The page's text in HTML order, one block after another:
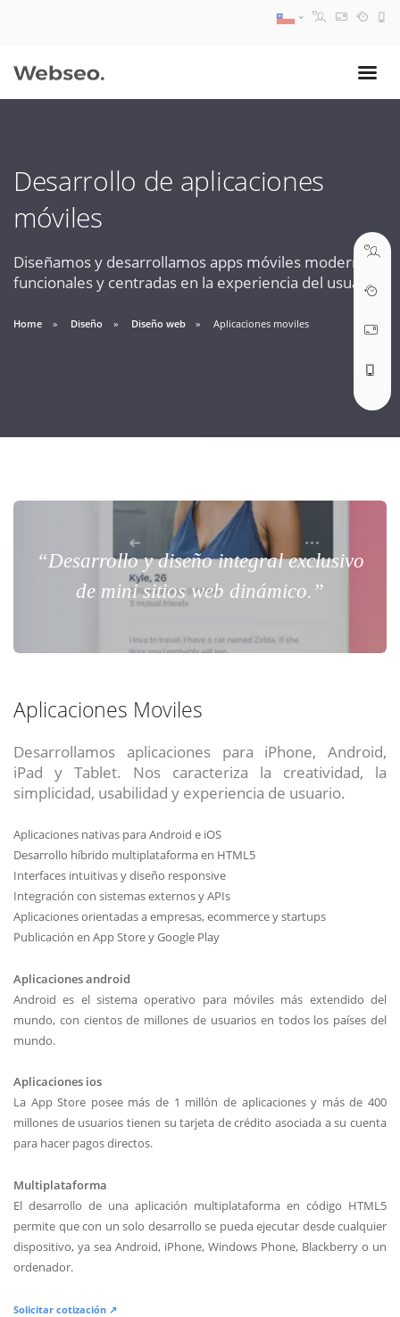
Desarrollo de aplicaciones
móviles
Diseñamos y desarrollamos apps móviles modernas,
funcionales y centradas en la experiencia del usuario.
Home Diseño Diseño web Aplicaciones moviles
“Desarrollo y diseño integral exclusivo
de mini sitios web dinámico.”
Aplicaciones Moviles
Desarrollamos aplicaciones para iPhone, Android,
iPad y Tablet. Nos caracteriza la creatividad, la
simplicidad, usabilidad y experiencia de usuario.
Aplicaciones nativas para Android e iOS
Desarrollo híbrido multiplataforma en HTML5
Interfaces intuitivas y diseño responsive
Integración con sistemas externos y APIs
Aplicaciones orientadas a empresas, ecommerce y startups
Publicación en App Store y Google Play
Aplicaciones android
Android es el sistema operativo para móviles más extendido del
mundo, con cientos de millones de usuarios en todos los países del
mundo.
Aplicaciones ios
La App Store posee más de 1 millón de aplicaciones y más de 400
millones de usuarios tienen su tarjeta de crédito asociada a su cuenta
para hacer pagos directos.
Multiplataforma
El desarrollo de una aplicación multiplataforma en código HTML5
permite que con un solo desarrollo se pueda ejecutar desde cualquier
dispositivo, ya sea Android, iPhone, Windows Phone, Blackberry o un
ordenador.
Solicitar cotización ↗
09:30 AM A 18:30 PM